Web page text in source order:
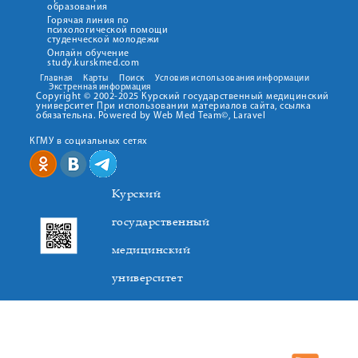
образования
Горячая линия по
психологической помощи
студенческой молодежи
Онлайн обучение
study.kurskmed.com
Главная Карты Поиск
Условия использования информации
Экстренная информация
Copyright © 2002-2025 Курский государственный медицинский
университет При использовании материалов сайта, ссылка
обязательна. Powered by Web Med Team©, Laravel
КГМУ в социальных сетях
Курский
государственный
медицинский
университет